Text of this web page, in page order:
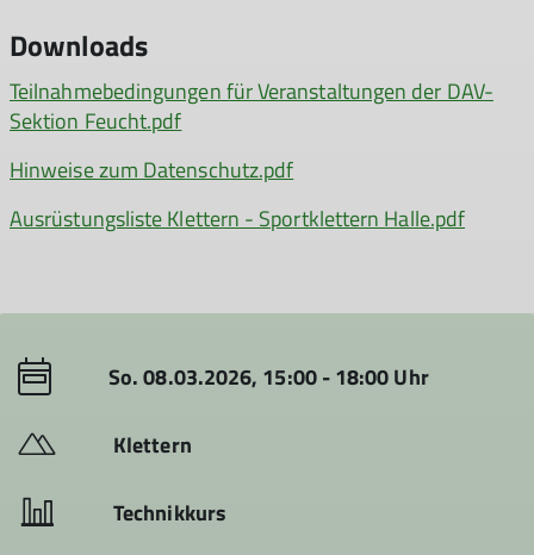
Downloads
Teilnahmebedingungen für Veranstaltungen der DAV-
Sektion Feucht.pdf
Hinweise zum Datenschutz.pdf
Ausrüstungsliste Klettern - Sportklettern Halle.pdf
So. 08.03.2026, 15:00 - 18:00 Uhr
Klettern
Technikkurs